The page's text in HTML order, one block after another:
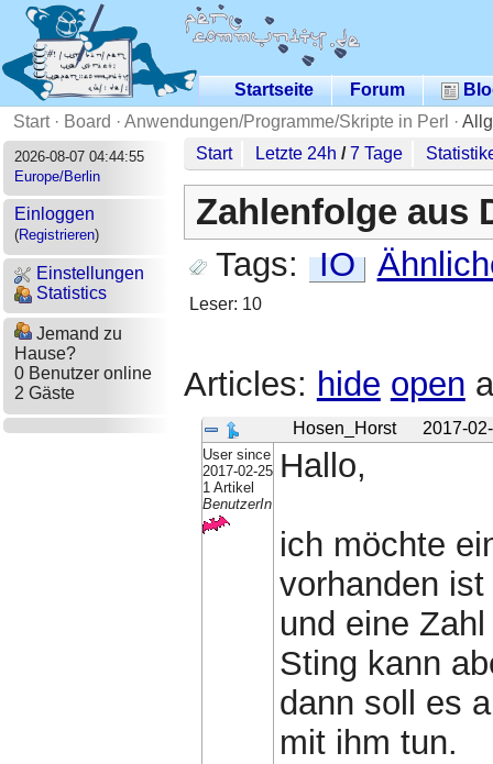
Startseite Forum
Start· Board · Anwendungen/Programme/Skripte in Perl ·
2026-08-07 04:44:55
Europe/Berlin
Einloggen
(Registrieren)
Einstellungen
Statistics
Jemand zu
Hause?
0 Benutzer online
2 Gäste
Start Letzte 24h /7 Tage
Zahlenfolge aus
Tags: IO
Leser: 10
Articles: hide open
Hosen_Horst 2017-
User since
2017-02-25
1 Artikel
BenutzerIn
Hallo,
ich möchte
vorhanden
und eine
Sting kann
dann soll es
mit ihm tun.